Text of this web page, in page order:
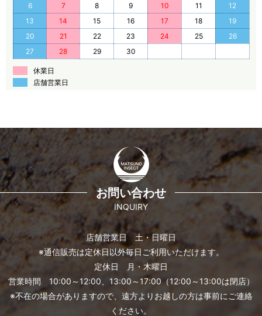
6
7 8 9 10 11
12
13
14 15 16 17 18
19
20
21 22 23 24 25
26
27
28 29 30
休業日
店舗営業日
お問い合わせ
INQUIRY
店舗営業日 土・日曜日
※通信販売は定休日以外毎日ご利用いただけます。
定休日 月・木曜日
営業時間 10:00～12:00、13:00～17:00（12:00～13:00は閉店）
※不在の場合がありますので、遠方よりお越しの方は事前にご連絡
ください。